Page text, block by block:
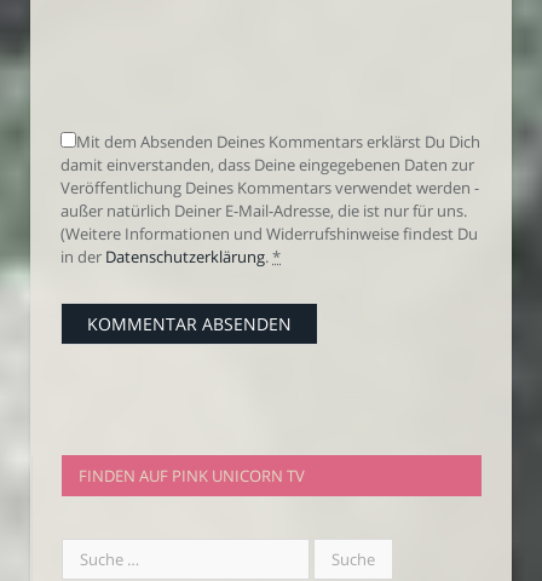
Mit dem Absenden Deines Kommentars erklärst Du Dich
damit einverstanden, dass Deine eingegebenen Daten zur
Veröffentlichung Deines Kommentars verwendet werden -
außer natürlich Deiner E-Mail-Adresse, die ist nur für uns.
(Weitere Informationen und Widerrufshinweise findest Du
in der Datenschutzerklärung.*
FINDEN AUF PINK UNICORN TV